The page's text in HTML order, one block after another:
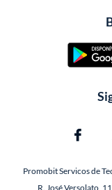
Promobit Servicos de
R. José Versolato,